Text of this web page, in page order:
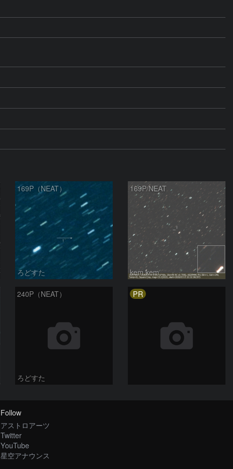
169P（NEAT）
ろどすた
169P/NEAT
kem.kem
240P（NEAT）
ろどすた
PR
Follow
アストロアーツ
Twitter
YouTube
星空アナウンス